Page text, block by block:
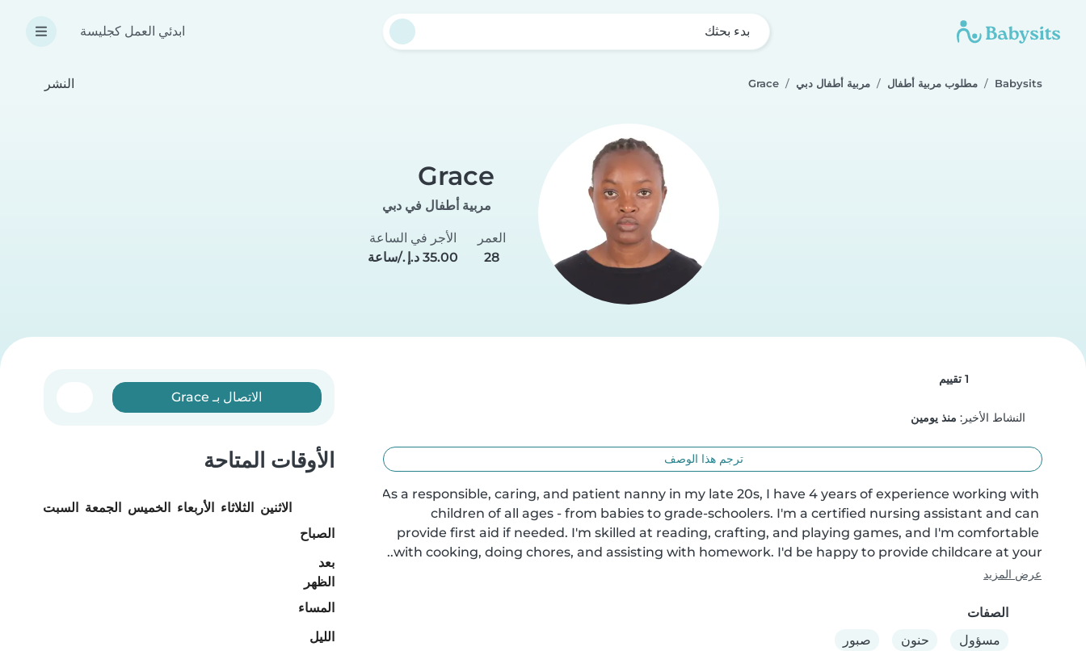
بدء بحثك ابدئي العمل كجليسة
Babysits مطلوب مربية أطفال مربية أطفال دبي Grace النشر
Grace
مربية أطفال في دبي
العمر
28
الأجر في الساعة
النشاط الأخير: منذ يومين
ترجم هذا الوصف
As a responsible, caring, and patient nanny in my late 20s, I have 4 years of experience working with
children of all ages - from babies to grade-schoolers. I'm a certified nursing assistant and can
provide first aid if needed. I'm skilled at reading, crafting, and playing games, and I'm comfortable
with cooking, doing chores, and assisting with homework. I'd be happy to provide childcare at your..
عرض المزيد
الصفات
مسؤول
حنون صبور
الاتصال بـ Grace
الأوقات المتاحة
الاثنين الثلاثاء الأربعاء الخميس الجمعة السبت
الصباح
بعد
الظهر
المساء
الليل